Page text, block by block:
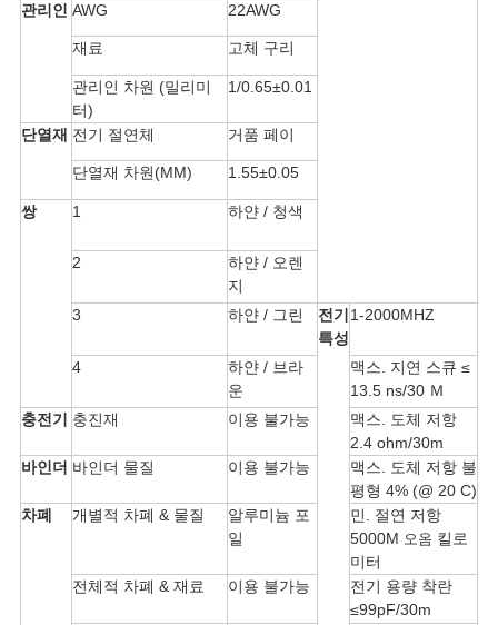
맵
인
정
책
관리인 AWG 22AWG
재료 고체 구리
관리인 차원 (밀리미
터)
1/0.65±0.01
단열재 전기 절연체 거품 페이
단열재 차원(MM) 1.55±0.05
쌍 1 하얀 / 청색
2
하얀 / 오렌
지
3
하얀 / 그린
전기
특성
1-2000MHZ
4
하얀 / 브라
운
맥스. 지연 스큐 ≤
13.5 ns/30 Ｍ
충전기
충진재 이용 불가능
맥스. 도체 저항
2.4 ohm/30m
바인더 바인더 물질 이용 불가능
맥스. 도체 저항 불
평형 4% (@ 20 C)
차폐
개별적 차폐 & 물질
알루미늄 포
일
민. 절연 저항
5000M 오옴 킬로
미터
전체적 차폐 & 재료
이용 불가능
전기 용량 착란
≤99pF/30m